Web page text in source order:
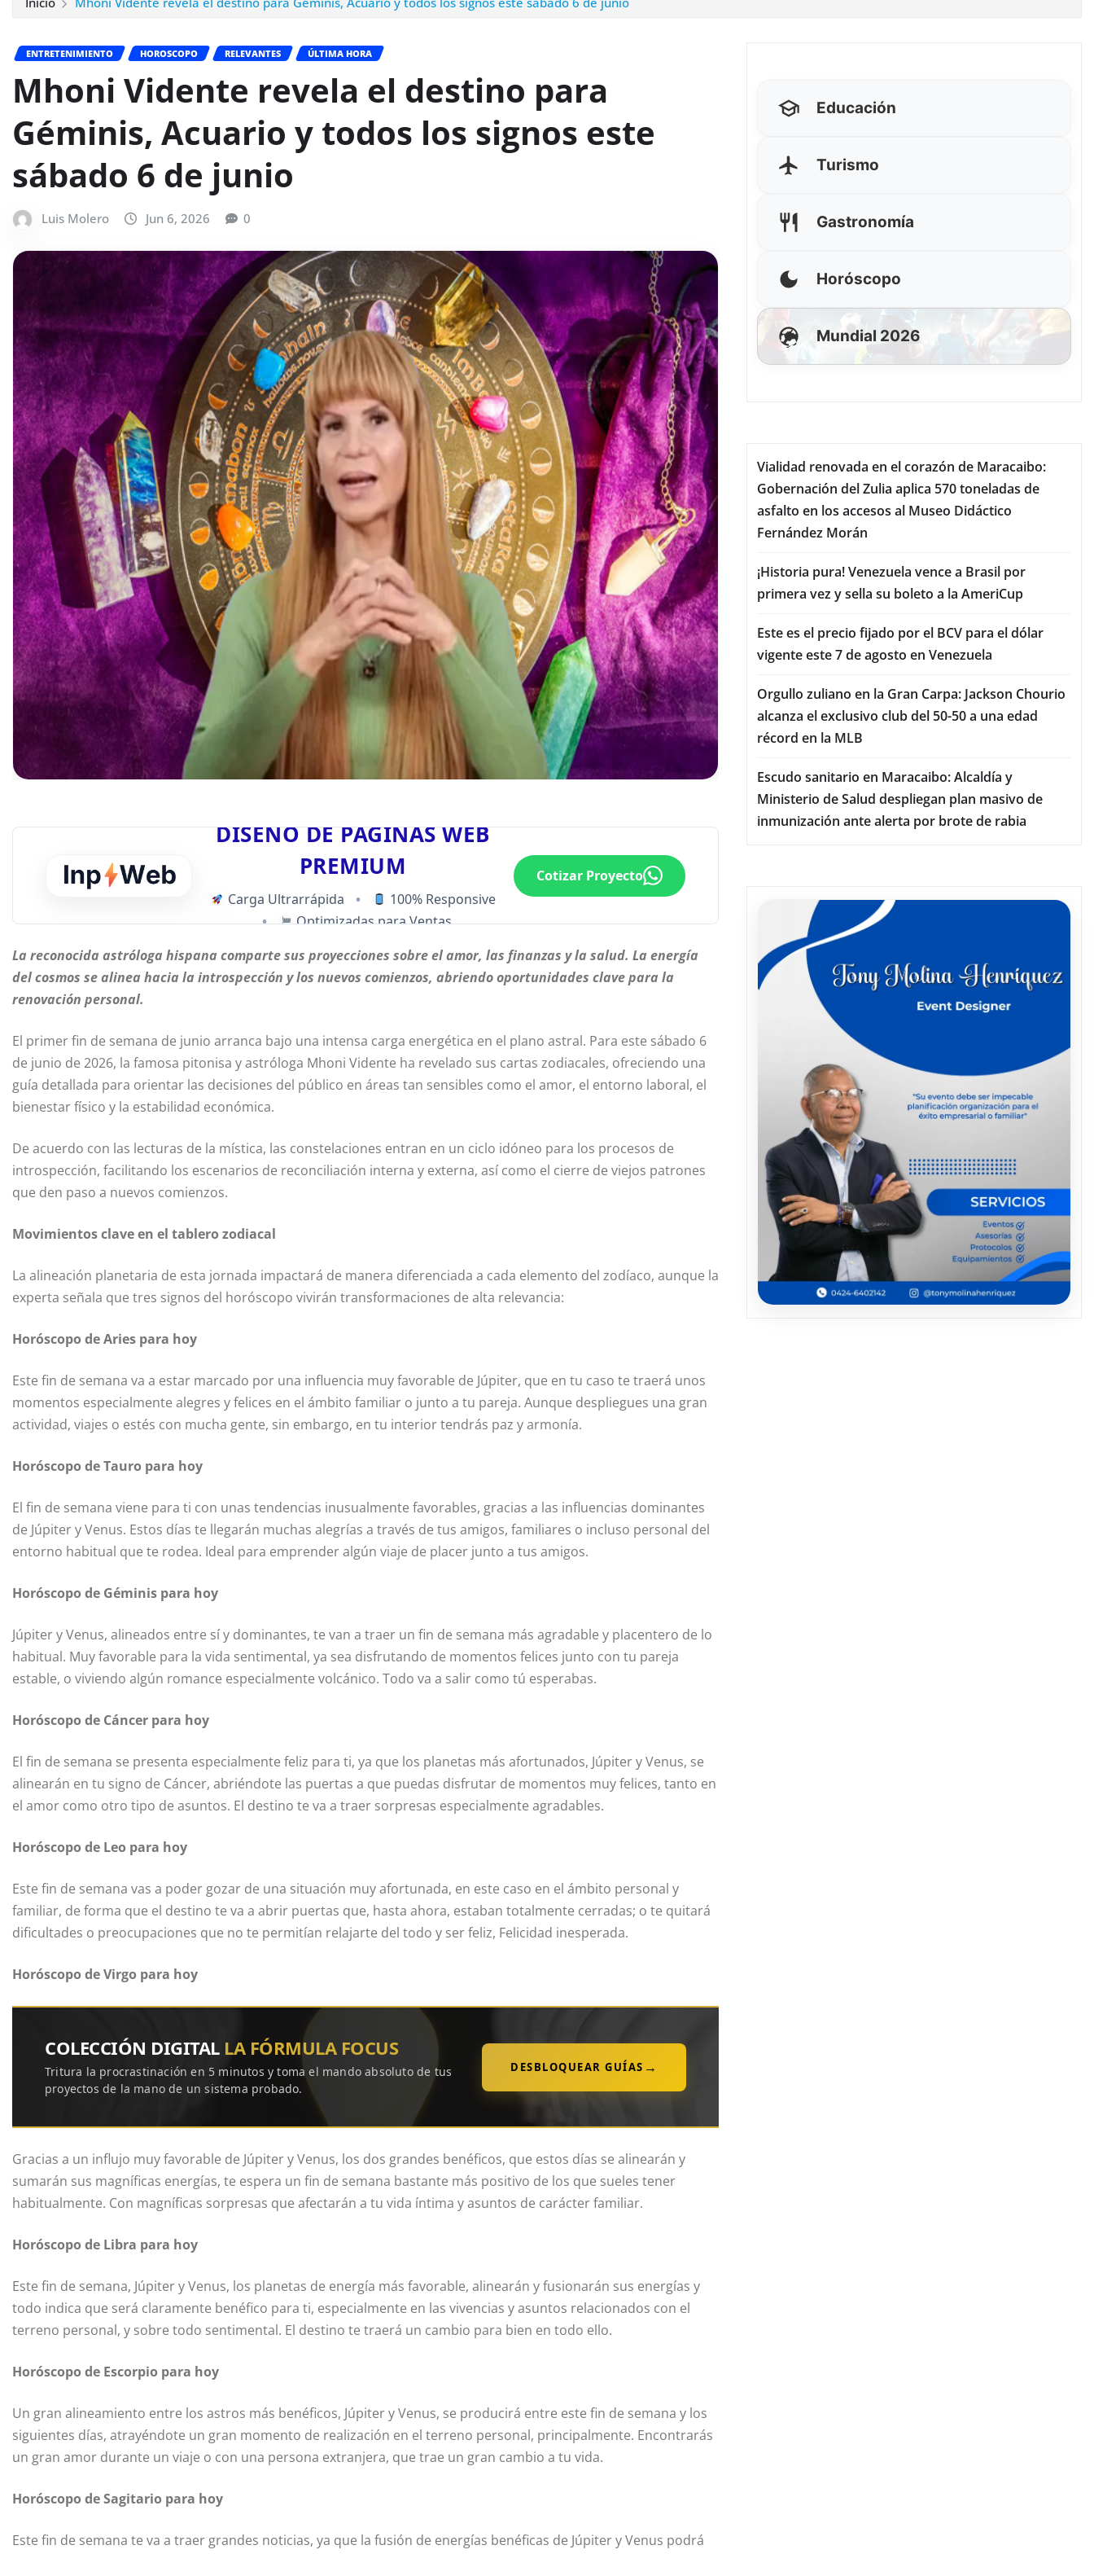
ENTRETENIMIENTO HOROSCOPO RELEVANTES ÚLTIMA HORA
Mhoni Vidente revela el destino para
Géminis, Acuario y todos los signos este
sábado 6 de junio
Luis Molero Jun 6, 2026 0
DISEÑO DE PÁGINAS WEB
PREMIUM
Carga Ultrarrápida •
100% Responsive
•
Optimizadas para Ventas
Cotizar Proyecto
La reconocida astróloga hispana comparte sus proyecciones sobre el amor, las finanzas y la salud. La energía
del cosmos se alinea hacia la introspección y los nuevos comienzos, abriendo oportunidades clave para la
renovación personal.
El primer fin de semana de junio arranca bajo una intensa carga energética en el plano astral. Para este sábado 6
de junio de 2026, la famosa pitonisa y astróloga Mhoni Vidente ha revelado sus cartas zodiacales, ofreciendo una
guía detallada para orientar las decisiones del público en áreas tan sensibles como el amor, el entorno laboral, el
bienestar físico y la estabilidad económica.
De acuerdo con las lecturas de la mística, las constelaciones entran en un ciclo idóneo para los procesos de
introspección, facilitando los escenarios de reconciliación interna y externa, así como el cierre de viejos patrones
que den paso a nuevos comienzos.
Movimientos clave en el tablero zodiacal
La alineación planetaria de esta jornada impactará de manera diferenciada a cada elemento del zodíaco, aunque la
experta señala que tres signos del horóscopo vivirán transformaciones de alta relevancia:
Horóscopo de Aries para hoy
Este fin de semana va a estar marcado por una influencia muy favorable de Júpiter, que en tu caso te traerá unos
momentos especialmente alegres y felices en el ámbito familiar o junto a tu pareja. Aunque despliegues una gran
actividad, viajes o estés con mucha gente, sin embargo, en tu interior tendrás paz y armonía.
Horóscopo de Tauro para hoy
El fin de semana viene para ti con unas tendencias inusualmente favorables, gracias a las influencias dominantes
de Júpiter y Venus. Estos días te llegarán muchas alegrías a través de tus amigos, familiares o incluso personal del
entorno habitual que te rodea. Ideal para emprender algún viaje de placer junto a tus amigos.
Horóscopo de Géminis para hoy
Júpiter y Venus, alineados entre sí y dominantes, te van a traer un fin de semana más agradable y placentero de lo
habitual. Muy favorable para la vida sentimental, ya sea disfrutando de momentos felices junto con tu pareja
estable, o viviendo algún romance especialmente volcánico. Todo va a salir como tú esperabas.
Horóscopo de Cáncer para hoy
El fin de semana se presenta especialmente feliz para ti, ya que los planetas más afortunados, Júpiter y Venus, se
alinearán en tu signo de Cáncer, abriéndote las puertas a que puedas disfrutar de momentos muy felices, tanto en
el amor como otro tipo de asuntos. El destino te va a traer sorpresas especialmente agradables.
Horóscopo de Leo para hoy
Este fin de semana vas a poder gozar de una situación muy afortunada, en este caso en el ámbito personal y
familiar, de forma que el destino te va a abrir puertas que, hasta ahora, estaban totalmente cerradas; o te quitará
dificultades o preocupaciones que no te permitían relajarte del todo y ser feliz, Felicidad inesperada.
Horóscopo de Virgo para hoy
COLECCIÓN DIGITAL LA FÓRMULA FOCUS
Tritura la procrastinación en 5 minutos y toma el mando absoluto de tus
proyectos de la mano de un sistema probado.
DESBLOQUEAR GUÍAS →
Gracias a un influjo muy favorable de Júpiter y Venus, los dos grandes benéficos, que estos días se alinearán y
sumarán sus magníficas energías, te espera un fin de semana bastante más positivo de los que sueles tener
habitualmente. Con magníficas sorpresas que afectarán a tu vida íntima y asuntos de carácter familiar.
Horóscopo de Libra para hoy
Este fin de semana, Júpiter y Venus, los planetas de energía más favorable, alinearán y fusionarán sus energías y
todo indica que será claramente benéfico para ti, especialmente en las vivencias y asuntos relacionados con el
terreno personal, y sobre todo sentimental. El destino te traerá un cambio para bien en todo ello.
Horóscopo de Escorpio para hoy
Un gran alineamiento entre los astros más benéficos, Júpiter y Venus, se producirá entre este fin de semana y los
siguientes días, atrayéndote un gran momento de realización en el terreno personal, principalmente. Encontrarás
un gran amor durante un viaje o con una persona extranjera, que trae un gran cambio a tu vida.
Horóscopo de Sagitario para hoy
Este fin de semana te va a traer grandes noticias, ya que la fusión de energías benéficas de Júpiter y Venus podrá
Educación
Turismo
Gastronomía
Horóscopo
Mundial 2026
Vialidad renovada en el corazón de Maracaibo:
Gobernación del Zulia aplica 570 toneladas de
asfalto en los accesos al Museo Didáctico
Fernández Morán
¡Historia pura! Venezuela vence a Brasil por
primera vez y sella su boleto a la AmeriCup
Este es el precio fijado por el BCV para el dólar
vigente este 7 de agosto en Venezuela
Orgullo zuliano en la Gran Carpa: Jackson Chourio
alcanza el exclusivo club del 50-50 a una edad
récord en la MLB
Escudo sanitario en Maracaibo: Alcaldía y
Ministerio de Salud despliegan plan masivo de
inmunización ante alerta por brote de rabia